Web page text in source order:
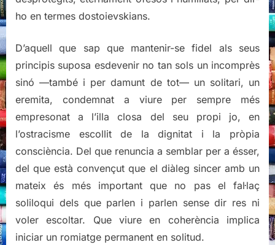
ho en termes dostoievskians.
D’aquell que sap que mantenir-se fidel als seus
principis suposa esdevenir no tan sols un incomprès
sinó —també i per damunt de tot— un solitari, un
eremita, condemnat a viure per sempre més
empresonat a l’illa closa del seu propi jo, en
l’ostracisme escollit de la dignitat i la pròpia
consciència. Del que renuncia a semblar per a ésser,
del que està convençut que el diàleg sincer amb un
mateix és més important que no pas el fal·laç
soliloqui dels que parlen i parlen sense dir res ni
voler escoltar. Que viure en coherència implica
iniciar un romiatge permanent en solitud.